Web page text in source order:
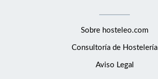
Sobre hosteleo.com
Consultoría de Hostelería
Aviso Legal